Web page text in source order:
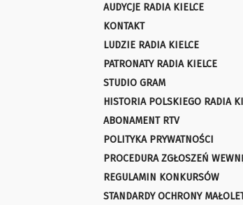
AUDYCJE RADIA KIELCE
KONTAKT
LUDZIE RADIA KIELCE
PATRONATY RADIA KIELCE
STUDIO GRAM
HISTORIA POLSKIEGO RADIA
ABONAMENT RTV
POLITYKA PRYWATNOŚCI
PROCEDURA ZGŁOSZEŃ
REGULAMIN KONKURSÓW
STANDARDY OCHRONY